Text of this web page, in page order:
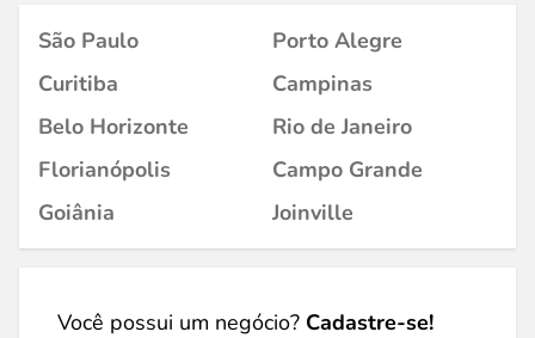
São Paulo
Porto Alegre
Curitiba
Campinas
Belo Horizonte
Rio de Janeiro
Florianópolis
Campo Grande
Goiânia
Joinville
Você possui um negócio? Cadastre-se!